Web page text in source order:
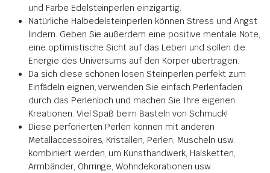
und Farbe Edelsteinperlen einzigartig.
Natürliche Halbedelsteinperlen können Stress und Angst
lindern. Geben Sie außerdem eine positive mentale Note,
eine optimistische Sicht auf das Leben und sollen die
Energie des Universums auf den Körper übertragen.
Da sich diese schönen losen Steinperlen perfekt zum
Einfädeln eignen, verwenden Sie einfach Perlenfaden
durch das Perlenloch und machen Sie Ihre eigenen
Kreationen. Viel Spaß beim Basteln von Schmuck!
Diese perforierten Perlen können mit anderen
Metallaccessoires, Kristallen, Perlen, Muscheln usw.
kombiniert werden, um Kunsthandwerk, Halsketten,
Armbänder, Ohrringe, Wohndekorationen usw.